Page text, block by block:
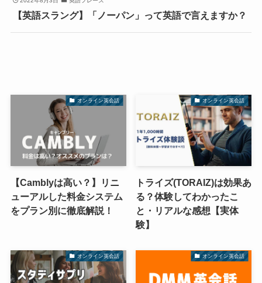
【英語スラング】「ノーパン」って英語で言えますか？
オンライン英会話
【Camblyは高い？】リニ
ューアルした料金システム
をプラン別に徹底解説！
オンライン英会話
トライズ(TORAIZ)は効果あ
る？体験してわかったこ
と・リアルな感想【実体
験】
オンライン英会話 オンライン英会話